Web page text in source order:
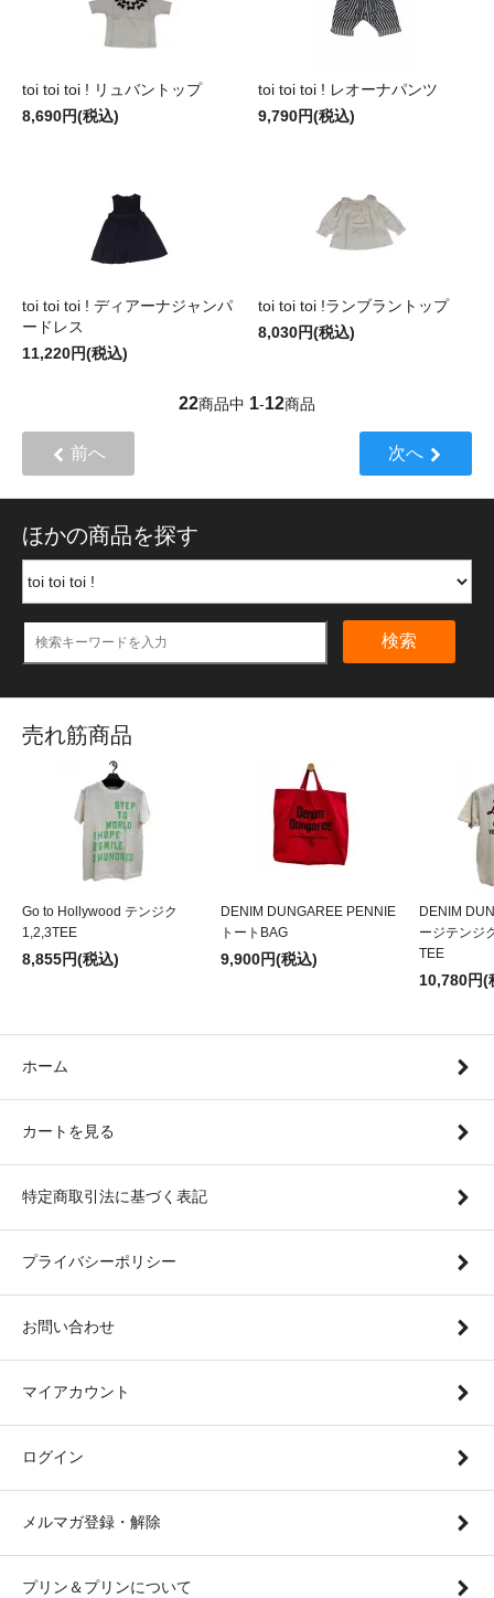
toi toi toi ! リュバントップ
8,690円(税込)
toi toi toi ! レオーナパンツ
9,790円(税込)
toi toi toi ! ディアーナジャンパ
ードレス
11,220円(税込)
toi toi toi !ランブラントップ
8,030円(税込)
22商品中 1-12商品
前へ 次へ
ほかの商品を探す
検索
売れ筋商品
Go to Hollywood テンジク
1,2,3TEE
8,855円(税込)
DENIM DUNGAREE PENNIE
トートBAG
9,900円(税込)
DENIM
ージテンジ
TEE
10,780円(
ホーム
カートを見る
特定商取引法に基づく表記
プライバシーポリシー
お問い合わせ
マイアカウント
ログイン
メルマガ登録・解除
プリン＆プリンについて